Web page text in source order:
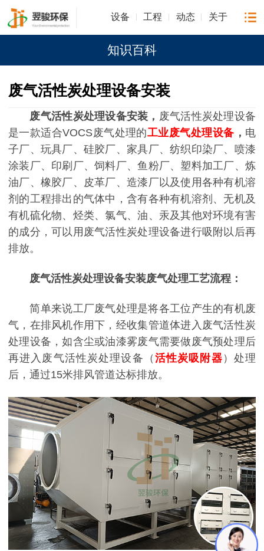
设备 工程 动态 关于
知识百科
废气活性炭处理设备安装
废气活性炭处理设备安装， 废气活性炭处理设备
是一款适合VOCS废气处理的工业废气处理设备 ， 电
子厂、玩具厂、硅胶厂、家具厂、纺织印染厂、喷漆
涂装厂、印刷厂、饲料厂、鱼粉厂、塑料加工厂、炼
油厂、橡胶厂、皮革厂、造漆厂以及使用各种有机溶
剂的工程排出的气体中，含有各种有机溶剂、无机及
有机硫化物、烃类、氯气、油、汞及其他对环境有害
的成分，可以用废气活性炭处理设备进行吸附以后再
排放。
废气活性炭处理设备安装废气处理工艺流程：
简单来说工厂废气处理是将各工位产生的有机废
气，在排风机作用下，经收集管道体进入废气活性炭
处理设备，如含尘或油漆雾废气需要做废气预处理后
再进入废气活性炭处理设备（ 活性炭吸附器 ）处理
后，通过15米排风管道达标排放。